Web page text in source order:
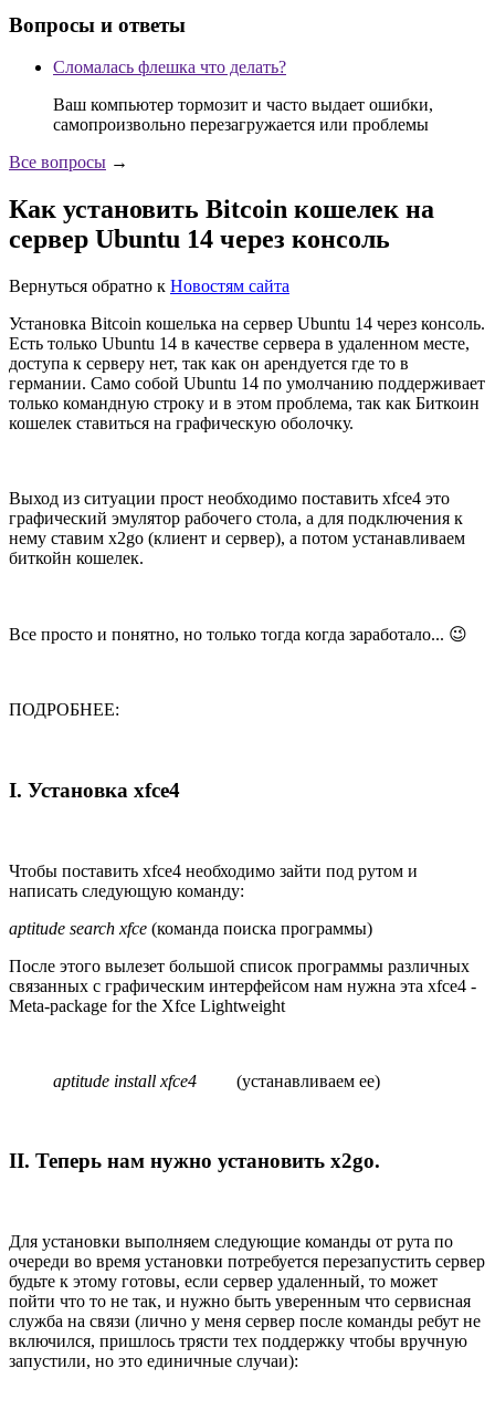
Вопросы и ответы
Сломалась флешка что делать?
Ваш компьютер тормозит и часто выдает ошибки,
самопроизвольно перезагружается или проблемы
Все вопросы →
Как установить Bitcoin кошелек на
сервер Ubuntu 14 через консоль
Вернуться обратно к Новостям сайта
Установка Bitcoin кошелька на сервер Ubuntu 14 через консоль.
Есть только Ubuntu 14 в качестве сервера в удаленном месте,
доступа к серверу нет, так как он арендуется где то в
германии. Само собой Ubuntu 14 по умолчанию поддерживает
только командную строку и в этом проблема, так как Биткоин
кошелек ставиться на графическую оболочку.
Выход из ситуации прост необходимо поставить xfce4 это
графический эмулятор рабочего стола, а для подключения к
нему ставим x2go (клиент и сервер), а потом устанавливаем
биткойн кошелек.
Все просто и понятно, но только тогда когда заработало... 😉
ПОДРОБНЕЕ:
I. Установка xfce4
Чтобы поставить xfce4 необходимо зайти под рутом и
написать следующую команду:
aptitude search xfce (команда поиска программы)
После этого вылезет большой список программы различных
связанных с графическим интерфейсом нам нужна эта xfce4 -
Meta-package for the Xfce Lightweight
aptitude install xfce4 (устанавливаем ее)
II. Теперь нам нужно установить x2go.
Для установки выполняем следующие команды от рута по
очереди во время установки потребуется перезапустить сервер
будьте к этому готовы, если сервер удаленный, то может
пойти что то не так, и нужно быть уверенным что сервисная
служба на связи (лично у меня сервер после команды ребут не
включился, пришлось трясти тех поддержку чтобы вручную
запустили, но это единичные случаи):